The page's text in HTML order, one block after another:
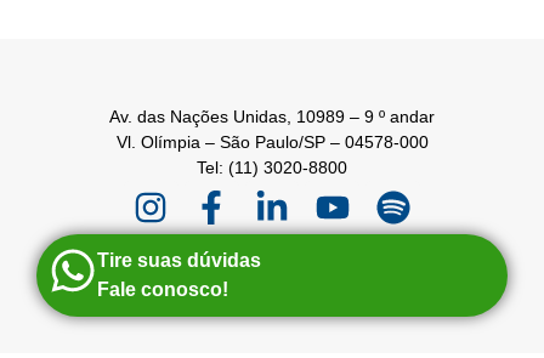
Av. das Nações Unidas, 10989 – 9 º andar
Vl. Olímpia – São Paulo/SP – 04578-000
Tel: (11) 3020-8800
Tire suas dúvidas
Fale conosco!